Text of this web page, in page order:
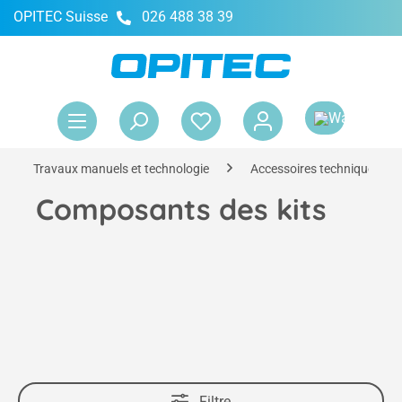
principal
OPITEC Suisse 026 488 38 39
Travaux manuels et technologie Accessoires techniques
Composants des kits